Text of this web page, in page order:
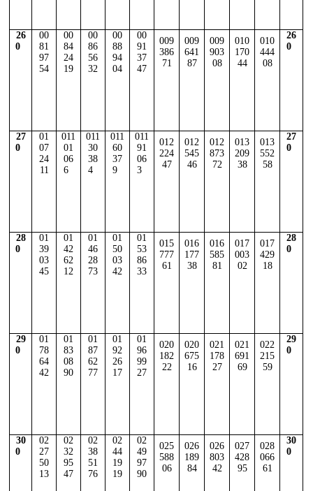
26
0
00
81
97
54
00
84
24
19
00
86
56
32
00
88
94
04
00
91
37
47
009
386
71
009
641
87
009
903
08
010
170
44
010
444
08
26
0
27
0
01
07
24
11
011
01
06
6
011
30
38
4
011
60
37
9
011
91
06
3
012
224
47
012
545
46
012
873
72
013
209
38
013
552
58
27
0
28
0
01
39
03
45
01
42
62
12
01
46
28
73
01
50
03
42
01
53
86
33
015
777
61
016
177
38
016
585
81
017
003
02
017
429
18
28
0
29
0
01
78
64
42
01
83
08
90
01
87
62
77
01
92
26
17
01
96
99
27
020
182
22
020
675
16
021
178
27
021
691
69
022
215
59
29
0
30
0
02
27
50
13
02
32
95
47
02
38
51
76
02
44
19
19
02
49
97
90
025
588
06
026
189
84
026
803
42
027
428
95
028
066
61
30
0